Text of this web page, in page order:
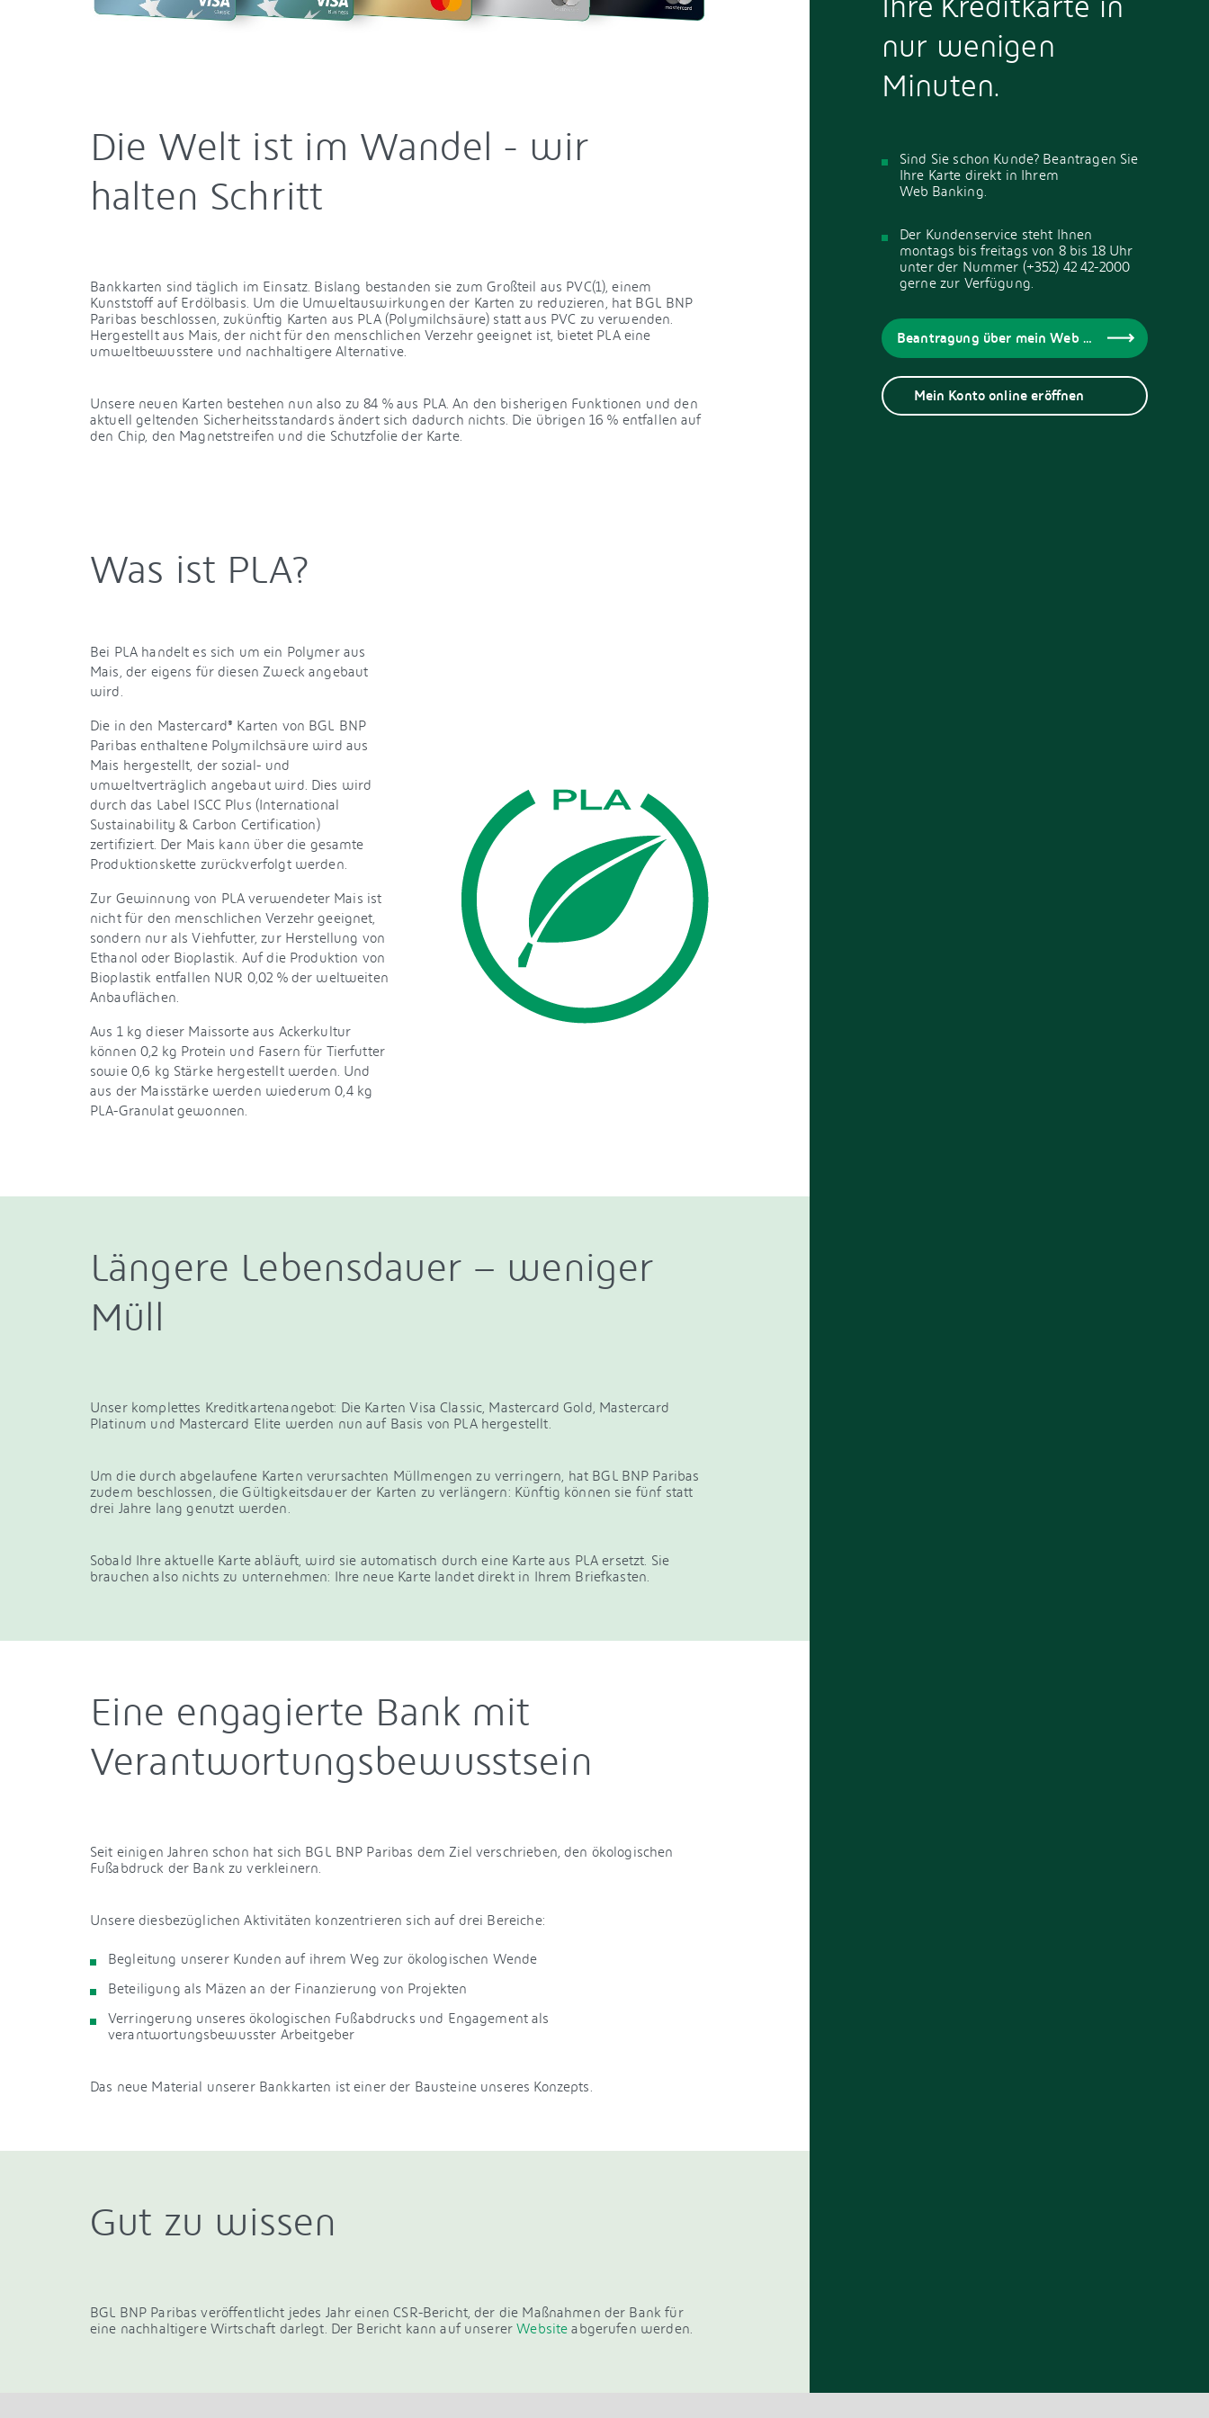
Die Welt ist im Wandel - wir
halten Schritt
Bankkarten sind täglich im Einsatz. Bislang bestanden sie zum Großteil aus PVC(1), einem
Kunststoff auf Erdölbasis. Um die Umweltauswirkungen der Karten zu reduzieren, hat BGL BNP
Paribas beschlossen, zukünftig Karten aus PLA (Polymilchsäure) statt aus PVC zu verwenden.
Hergestellt aus Mais, der nicht für den menschlichen Verzehr geeignet ist, bietet PLA eine
umweltbewusstere und nachhaltigere Alternative.
Unsere neuen Karten bestehen nun also zu 84 % aus PLA. An den bisherigen Funktionen und den
aktuell geltenden Sicherheitsstandards ändert sich dadurch nichts. Die übrigen 16 % entfallen auf
den Chip, den Magnetstreifen und die Schutzfolie der Karte.
Was ist PLA?
Bei PLA handelt es sich um ein Polymer aus
Mais, der eigens für diesen Zweck angebaut
wird.
Die in den Mastercard® Karten von BGL BNP
Paribas enthaltene Polymilchsäure wird aus
Mais hergestellt, der sozial- und
umweltverträglich angebaut wird. Dies wird
durch das Label ISCC Plus (International
Sustainability & Carbon Certification)
zertifiziert. Der Mais kann über die gesamte
Produktionskette zurückverfolgt werden.
Zur Gewinnung von PLA verwendeter Mais ist
nicht für den menschlichen Verzehr geeignet,
sondern nur als Viehfutter, zur Herstellung von
Ethanol oder Bioplastik. Auf die Produktion von
Bioplastik entfallen NUR 0,02 % der weltweiten
Anbauflächen.
Aus 1 kg dieser Maissorte aus Ackerkultur
können 0,2 kg Protein und Fasern für Tierfutter
sowie 0,6 kg Stärke hergestellt werden. Und
aus der Maisstärke werden wiederum 0,4 kg
PLA-Granulat gewonnen.
Längere Lebensdauer – weniger
Müll
Unser komplettes Kreditkartenangebot: Die Karten Visa Classic, Mastercard Gold, Mastercard
Platinum und Mastercard Elite werden nun auf Basis von PLA hergestellt.
Um die durch abgelaufene Karten verursachten Müllmengen zu verringern, hat BGL BNP Paribas
zudem beschlossen, die Gültigkeitsdauer der Karten zu verlängern: Künftig können sie fünf statt
drei Jahre lang genutzt werden.
Sobald Ihre aktuelle Karte abläuft, wird sie automatisch durch eine Karte aus PLA ersetzt. Sie
brauchen also nichts zu unternehmen: Ihre neue Karte landet direkt in Ihrem Briefkasten.
Eine engagierte Bank mit
Verantwortungsbewusstsein
Seit einigen Jahren schon hat sich BGL BNP Paribas dem Ziel verschrieben, den ökologischen
Fußabdruck der Bank zu verkleinern.
Unsere diesbezüglichen Aktivitäten konzentrieren sich auf drei Bereiche:
Begleitung unserer Kunden auf ihrem Weg zur ökologischen Wende
Beteiligung als Mäzen an der Finanzierung von Projekten
Verringerung unseres ökologischen Fußabdrucks und Engagement als
verantwortungsbewusster Arbeitgeber
Das neue Material unserer Bankkarten ist einer der Bausteine unseres Konzepts.
Gut zu wissen
BGL BNP Paribas veröffentlicht jedes Jahr einen CSR-Bericht, der die Maßnahmen der Bank für
eine nachhaltigere Wirtschaft darlegt. Der Bericht kann auf unsererWebsite abgerufen werden.
nur wenigen
Minuten.
Sind Sie schon Kunde? Beantragen Sie
Ihre Karte direkt in Ihrem
Web Banking.
Der Kundenservice steht Ihnen
montags bis freitags von 8 bis 18 Uhr
unter der Nummer (+352) 42 42-2000
gerne zur Verfügung.
Beantragung über mein Web Banking
Mein Konto online eröffnen